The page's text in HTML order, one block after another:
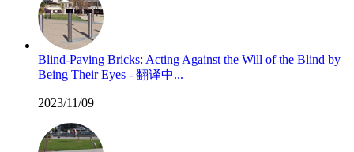
Blind-Paving Bricks: Acting Against the Will of the Blind by
Being Their Eyes - 翻译中...
2023/11/09